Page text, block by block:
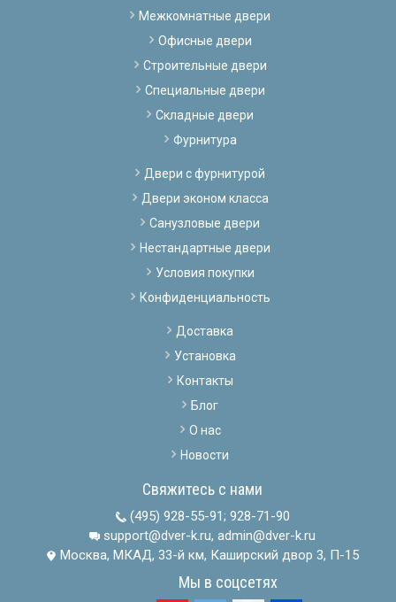
Межкомнатные двери
Офисные двери
Строительные двери
Специальные двери
Складные двери
Фурнитура
Двери с фурнитурой
Двери эконом класса
Санузловые двери
Нестандартные двери
Условия покупки
Конфиденциальность
Доставка
Установка
Контакты
Блог
О нас
Новости
Свяжитесь с нами
(495) 928-55-91; 928-71-90
support@dver-k.ru, admin@dver-k.ru
Москва, МКАД, 33-й км, Каширский двор 3, П-15
Мы в соцсетях